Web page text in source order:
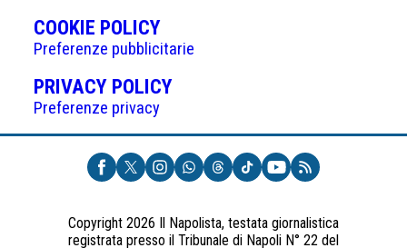
COOKIE POLICY(APRE
IN
UNA
NUOVA
Preferenze pubblicitarie
PRIVACY POLICY(APRE
UNA
NUOVA
SCHEDA)
Preferenze privacy
Copyright 2026 Il Napolista, testata giornalistica
registrata presso il Tribunale di Napoli N° 22 del